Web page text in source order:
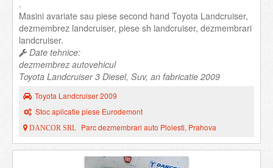
.
Masini avariate sau piese second hand Toyota Landcruiser,
dezmembrez landcruiser, piese sh landcruiser, dezmembrari
landcruiser.
Date tehnice:
dezmembrez autovehicul
Toyota Landcruiser 3 Diesel, Suv, an fabricatie 2009
Toyota Landcruiser 2009
Stoc aplicatie piese Eurodemont
DANCOR SRL Parc dezmembrari auto Ploiesti, Prahova